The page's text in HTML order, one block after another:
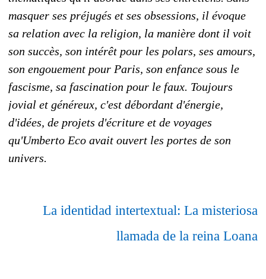
masquer ses préjugés et ses obsessions, il évoque
sa relation avec la religion, la manière dont il voit
son succès, son intérêt pour les polars, ses amours,
son engouement pour Paris, son enfance sous le
fascisme, sa fascination pour le faux. Toujours
jovial et généreux, c'est débordant d'énergie,
d'idées, de projets d'écriture et de voyages
qu'Umberto Eco avait ouvert les portes de son
univers.
La identidad intertextual: La misteriosa
llamada de la reina Loana